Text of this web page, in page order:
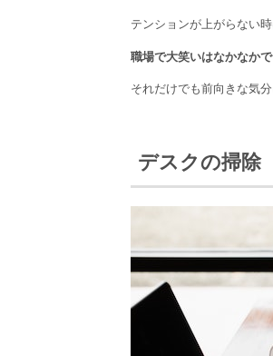
テンションが上がらない
職場で大笑いはなかなか
それだけでも前向きな気分
デスクの掃除